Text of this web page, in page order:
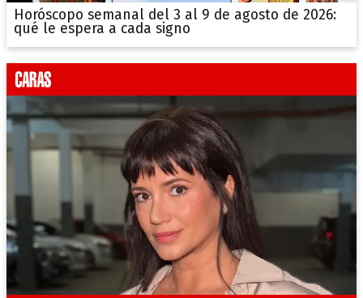
Horóscopo semanal del 3 al 9 de agosto de 2026:
qué le espera a cada signo